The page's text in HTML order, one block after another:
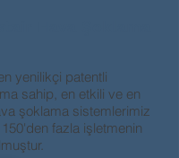
yenilikçi patentli
sahip, en etkili ve en
şoklama sistemlerimiz
fazla işletmenin